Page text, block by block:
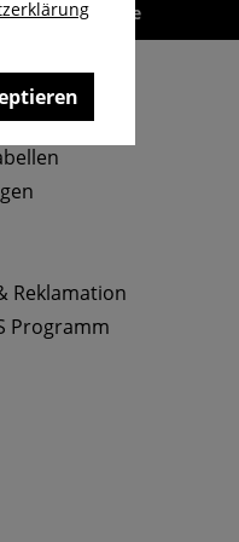
1-3 Werktage
FAQ
Reklamation
Programm